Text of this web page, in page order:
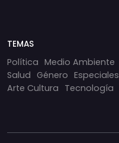
TEMAS
Política Medio Ambiente
Salud Género Especiales
Arte Cultura Tecnología